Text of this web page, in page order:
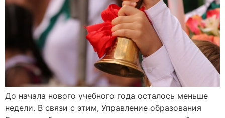
До начала нового учебного года осталось меньше
недели. В связи с этим, Управление образования